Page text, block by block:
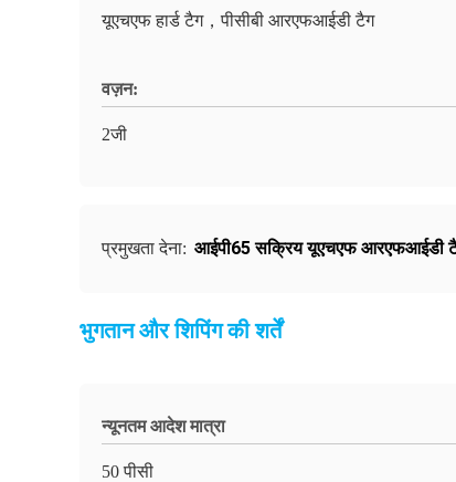
यूएचएफ हार्ड टैग，पीसीबी आरएफआईडी टैग
वज़न:
2जी
प्रमुखता देना: आईपी65 सक्रिय यूएचएफ आरएफआईडी
भुगतान और शिपिंग की शर्तें
न्यूनतम आदेश मात्रा
50 पीसी